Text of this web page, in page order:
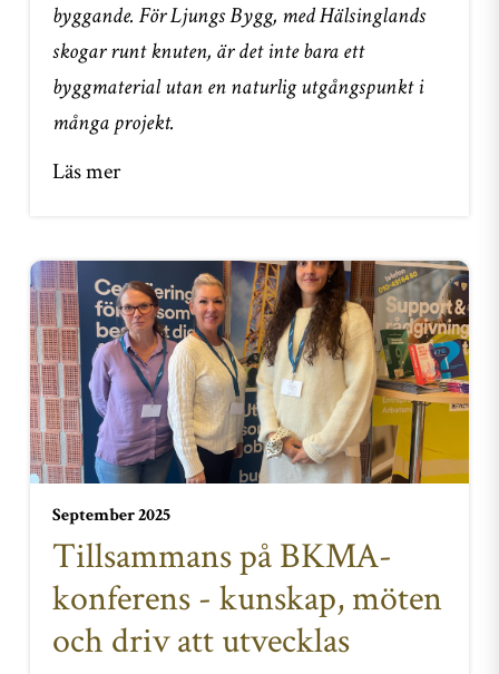
byggande. För Ljungs Bygg, med Hälsinglands
skogar runt knuten, är det inte bara ett
byggmaterial utan en naturlig utgångspunkt i
många projekt.
Läs mer
September 2025
Tillsammans på BKMA-
konferens - kunskap, möten
och driv att utvecklas